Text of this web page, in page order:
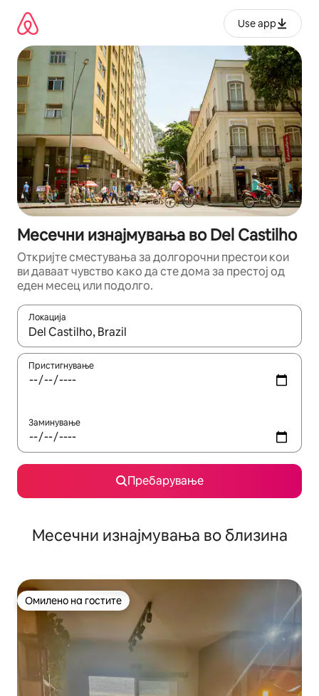
содржина
Use app
Месечни изнајмувања во Del Castilho
Откријте сместувања за долгорочни престои кои
ви даваат чувство како да сте дома за престој од
еден месец или подолго.
Локација
Кога резултатите се достапни, движете се со копчињата
Пристигнување
Заминување
Пребарување
Месечни изнајмувања во близина
Омилено на гостите
Омилено на гостите